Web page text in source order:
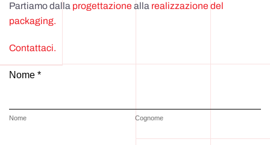
Partiamo dalla progettazione alla realizzazione del
packaging.
Contattaci.
Nome *
Nome Cognome